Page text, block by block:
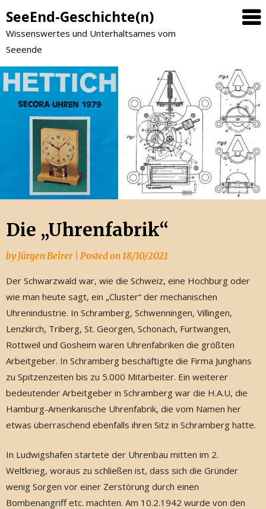
SeeEnd-Geschichte(n)
Wissenswertes und Unterhaltsames vom
Seeende
Die „Uhrenfabrik“
by Jürgen Beirer Posted on18/10/2021
Der Schwarzwald war, wie die Schweiz, eine Hochburg oder
wie man heute sagt, ein „Cluster“ der mechanischen
Uhrenindustrie. In Schramberg, Schwenningen, Villingen,
Lenzkirch, Triberg, St. Georgen, Schonach, Furtwangen,
Rottweil und Gosheim waren Uhrenfabriken die größten
Arbeitgeber. In Schramberg beschäftigte die Firma Junghans
zu Spitzenzeiten bis zu 5.000 Mitarbeiter. Ein weiterer
bedeutender Arbeitgeber in Schramberg war die H.A.U, die
Hamburg-Amerikanische Uhrenfabrik, die vom Namen her
etwas überraschend ebenfalls ihren Sitz in Schramberg hatte.
In Ludwigshafen startete der Uhrenbau mitten im 2.
Weltkrieg, woraus zu schließen ist, dass sich die Gründer
wenig Sorgen vor einer Zerstörung durch einen
Bombenangriff etc. machten. Am 10.2.1942 wurde von den